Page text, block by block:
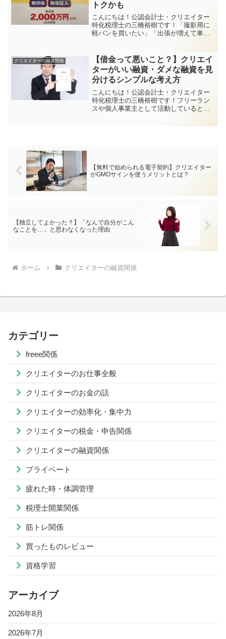
トクかも
こんにちは！公認会計士・クリエイター
特化税理士の三橋裕樹です！「撮影用に
軽バンを買いたい」「出張が増えて車が
ン？ディーラーのローン？それとも一括
購入？実は、個人事業主にはも...
クリエイターの融資関係
【借金って悪いこと？】クリエイ
ターがいい融資・ダメな融資を見
分けるシンプルな考え方
こんにちは！公認会計士・クリエイター
特化税理士の三橋裕樹です！フリーラン
スや個人事業主として活動していると、
【無料で始められる電子契約】クリエイター
がGMOサインを使うメリットとは？
【独立してよかった？】「なんで自分がこん
なことを…」と思わなくなった理由
ホーム クリエイターの融資関係
カテゴリー
freee関係
クリエイターのお仕事全般
クリエイターのお金の話
クリエイターの効率化・集中力
クリエイターの税金・申告関係
クリエイターの融資関係
プライベート
疲れた時・体調管理
税理士開業関係
筋トレ関係
買ったものレビュー
資格学習
アーカイブ
2026年8月
2026年7月